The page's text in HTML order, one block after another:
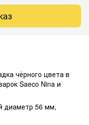
чёрного цвета в
Saeco Nina и
диаметр 56 мм,